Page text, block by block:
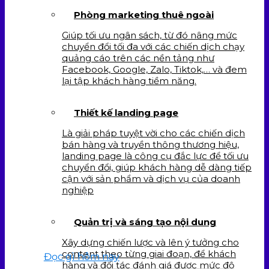
Phòng marketing thuê ngoài
Giúp tối ưu ngân sách, từ đó nâng mức
chuyển đổi tối đa với các chiến dịch chạy
quảng cáo trên các nền tảng như
Facebook, Google, Zalo, Tiktok,… và đem
lại tập khách hàng tiềm năng.
Thiết kế landing page
Là giải pháp tuyệt vời cho các chiến dịch
bán hàng và truyền thông thương hiệu,
landing page là công cụ đắc lực để tối ưu
chuyển đổi, giúp khách hàng dễ dàng tiếp
cận với sản phẩm và dịch vụ của doanh
nghiệp
Quản trị và sáng tạo nội dung
Xây dựng chiến lược và lên ý tưởng cho
content theo từng giai đoạn, để khách
hàng và đối tác đánh giá được mức độ
Đọc gì hôm nay